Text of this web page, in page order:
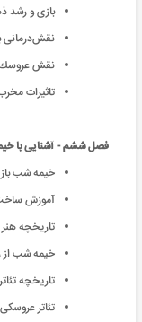
بازی و
نقش عروسك
تاثیرات
فصل ششم - آشنایی با
خیمه شب
آموزش
تاریخچه
خیمه شب
تاریخچه
تئاتر